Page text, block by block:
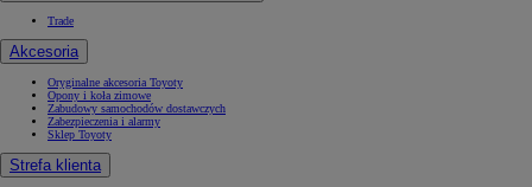
Trade
Akcesoria
Oryginalne akcesoria Toyoty
Opony i koła zimowe
Zabudowy samochodów dostawczych
Zabezpieczenia i alarmy
Sklep Toyoty
Strefa klienta